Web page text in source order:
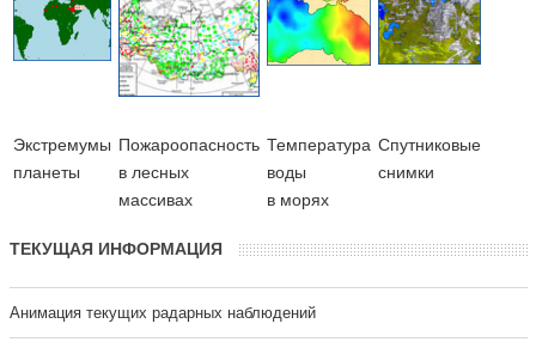
Экстремумы
планеты
Пожароопасность
в лесных
массивах
Температура
воды
в морях
Cпутниковые
снимки
ТЕКУЩАЯ ИНФОРМАЦИЯ
Анимация текущих радарных наблюдений